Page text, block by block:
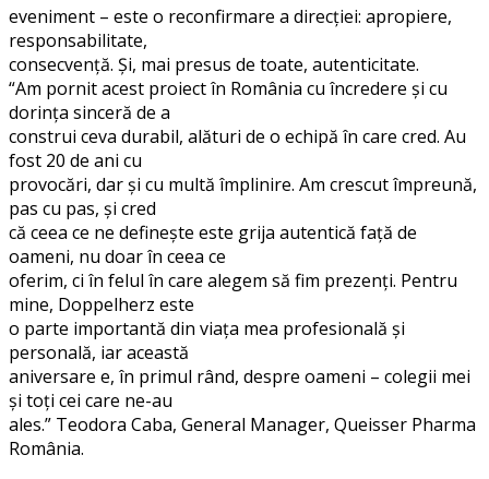
eveniment – este o reconfirmare a direcției: apropiere,
responsabilitate,
consecvență. Și, mai presus de toate, autenticitate.
“Am pornit acest proiect în România cu încredere și cu
dorința sinceră de a
construi ceva durabil, alături de o echipă în care cred. Au
fost 20 de ani cu
provocări, dar și cu multă împlinire. Am crescut împreună,
pas cu pas, și cred
că ceea ce ne definește este grija autentică față de
oameni, nu doar în ceea ce
oferim, ci în felul în care alegem să fim prezenți. Pentru
mine, Doppelherz este
o parte importantă din viața mea profesională și
personală, iar această
aniversare e, în primul rând, despre oameni – colegii mei
și toți cei care ne-au
ales.” Teodora Caba, General Manager, Queisser Pharma
România.